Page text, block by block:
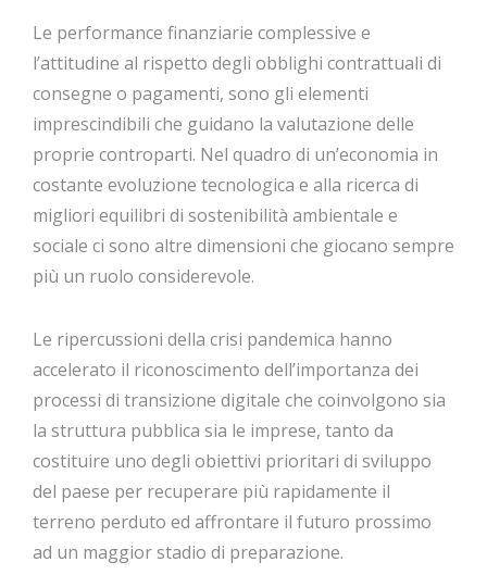
Le performance finanziarie complessive e
l’attitudine al rispetto degli obblighi contrattuali di
consegne o pagamenti, sono gli elementi
imprescindibili che guidano la valutazione delle
proprie controparti. Nel quadro di un’economia in
costante evoluzione tecnologica e alla ricerca di
migliori equilibri di sostenibilità ambientale e
sociale ci sono altre dimensioni che giocano sempre
più un ruolo considerevole.
Le ripercussioni della crisi pandemica hanno
accelerato il riconoscimento dell’importanza dei
processi di transizione digitale che coinvolgono sia
la struttura pubblica sia le imprese, tanto da
costituire uno degli obiettivi prioritari di sviluppo
del paese per recuperare più rapidamente il
terreno perduto ed affrontare il futuro prossimo
ad un maggior stadio di preparazione.